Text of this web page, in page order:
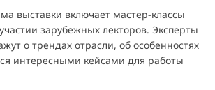
выставки включает мастер-классы
зарубежных лекторов. Эксперты
о трендах отрасли, об особенностях
интересными кейсами для работы